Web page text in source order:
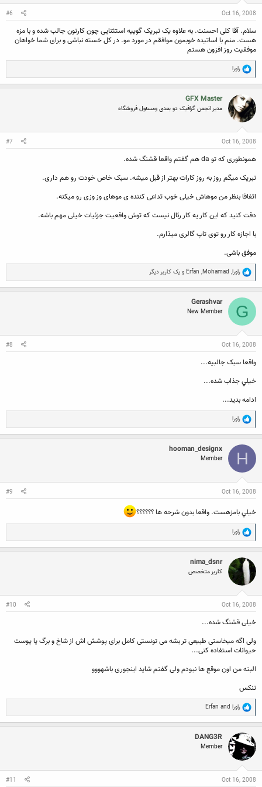
:
Oct 16, 2008
#6
سلام. آقا کلی احسنت. به علاوه یک تبریک گوییه استثنایی چون کارتون جالب شده و با مزه
هست. منم با اساتیده خوبمون موافقم در مورد مو. در کل خسته نباشی و برای شما خواهان
موفقیت روز افزون هستم
R
e
a
t
i
o
n
:
راورا
GFX Master
مدیر انجمن گرافیک دو بعدی ومسئول فروشگاه
Oct 16, 2008
#7
همونطوری که تو da هم گفتم واقعا قشنگ شده.
تبریک میگم روز به روز کارات بهتر از قبل میشه. سبک خاص خودت رو هم داری.
اتفاقا بنظر من موهاش خیلی خوب تداعی کننده ی موهای وز وزی رو میکنه.
دقت کنید که این کار یه کار رئال نیست که توش واقعیت جزئیات خیلی مهم باشه.
با اجازه کار رو توی تاپ گالری میذارم.
موفق باشی.
R
e
a
c
t
o
n
:
راورا,
Mohamad
,
Erfan و یک کاربر دیگر
G
Gerashvar
New Member
Oct 16, 2008
#8
واقعا سبک جالبيه...
خيلي جذاب شده...
ادامه بديد...
R
e
a
c
i
o
n
:
راورا
H
hooman_designx
Member
Oct 16, 2008
#9
خيلي بامزهست. واقعا بدون شرحه ها ؟؟؟؟؟؟
R
e
a
c
t
i
n
:
راورا
nima_dsnr
کاربر متخصص
Oct 16, 2008
#10
خیلی قشنگ شده...
ولی اگه میخاستی طبیعی تر بشه می تونستی کامل برای پوشش اش از شاخ و برگ یا پوست
حیوانات استفاده کنی...
البته من اون موقع ها نبودم ولی گفتم شاید اینجوری باشهووو
تنکس
R
e
a
c
t
i
n
:
راورا Erfan
DANG3R
Member
Oct 16, 2008
#11